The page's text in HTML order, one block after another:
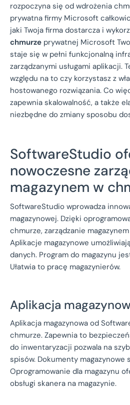
rozpoczyna się od wdrożenia
prywatna firmy Microsoft
jaki Twoja firma dostarcza i
chmurze prywatnej Microsoft
staje się w pełni funkcjonalną
zarządzanymi usługami aplikacji.
względu na to czy korzystasz z
hostowanego rozwiązania. Co
zapewnia skalowalność, a także
niezbędne do zmiany sposobu
SoftwareStudio
nowoczesne
magazynem w
SoftwareStudio wprowadza
magazynowej. Dzięki
chmurze, zarządzanie
Aplikacje magazynowe
danych. Program do magazynu
Ułatwia to pracę magazynierów.
Aplikacja
Aplikacja magazynowa od
chmurze. Zapewnia to
do inwentaryzacji pozwala na
spisów. Dokumenty magazynowe
Oprogramowanie dla magazynu
obsługi skanera na magazynie.